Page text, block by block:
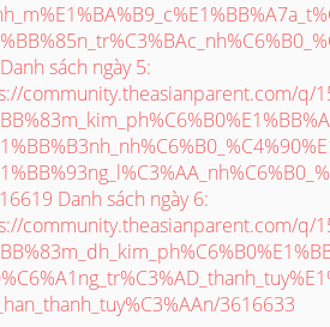
sách ngày 5:
community.theasianparent.com/q/
Danh sách ngày 6:
community.theasianparent.com/q/
3616633